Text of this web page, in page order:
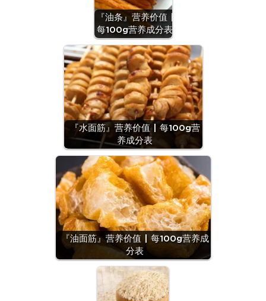
『油条』营养价值 |
每100g营养成分表
『水面筋』营养价值 | 每100g营
养成分表
『油面筋』营养价值 | 每100g营养成
分表